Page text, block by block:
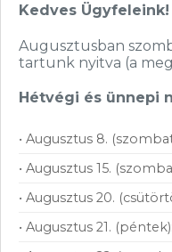
Acer Aspire
(ezüst)
228 990Ft
Épített
7, 64GB
1 299 000
notebook
226 900Ft
Kedves Ügyfeleink!
Augusztusban
tartunk nyitva (a
Hétvégi és ünnepi
• Augusztus 8.
• Augusztus 15.
• Augusztus 20.
• Augusztus 21. (péntek):